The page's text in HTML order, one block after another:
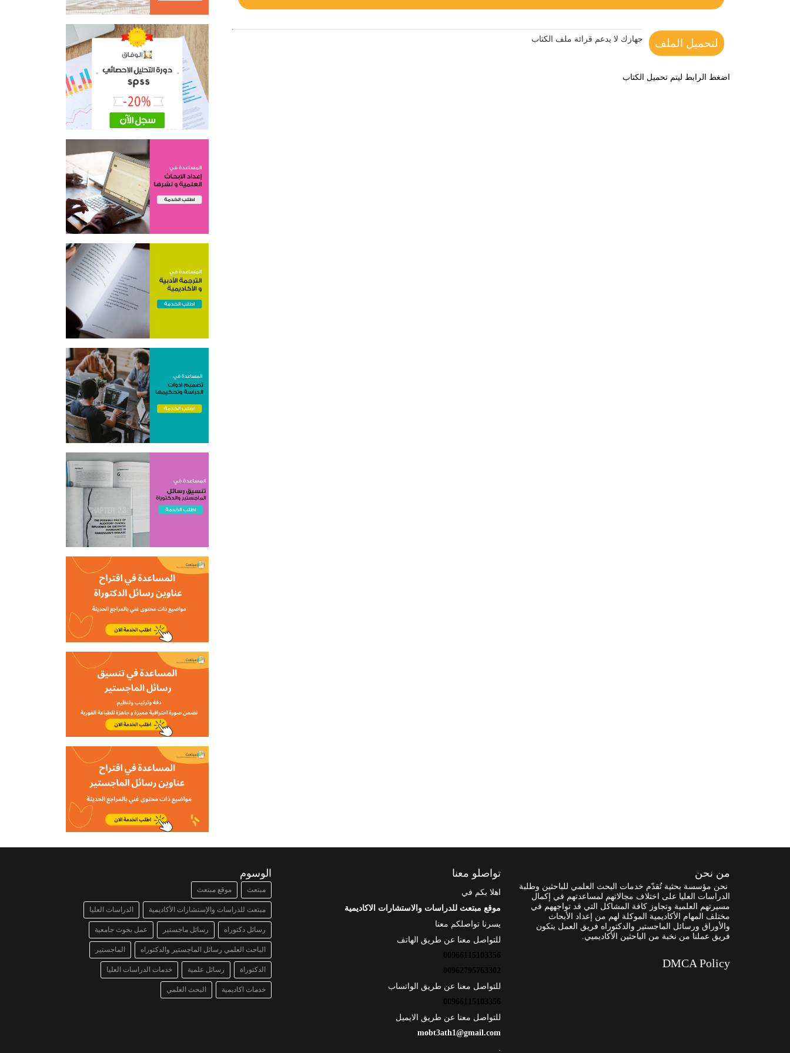
لتحميل الملف جهازك لا يدعم قرائة ملف الكتاب
اضغط الرابط ليتم تحميل الكتاب
من نحن
نحن مؤسسة بحثية تُقدّم خدمات البحث العلمي للباحثين وطلبة
الدراسات العليا على اختلاف مجالاتهم لمساعدتهم في إكمال
مسيرتهم العلمية وتجاوز كافة المشاكل التي قد تواجههم في
مختلف المهام الأكاديمية الموكلة لهم من إعداد الأبحاث
والأوراق ورسائل الماجستير والدكتوراه فريق العمل يتكون
فريق عملنا من نخبة من الباحثين الأكاديميي.
DMCA Policy
تواصلو معنا
اهلا بكم في
موقع مبتعث للدراسات والاستشارات الاكاديمية
يسرنا تواصلكم معنا
للتواصل معنا عن طريق الهاتف
00966115103356
00962795763302
للتواصل معنا عن طريق الواتساب
00966115103356
للتواصل معنا عن طريق الايميل
mobt3ath1@gmail.com
الوسوم
مبتعث موقع مبتعث
مبتعث للدراسات والإستشارات الأكاديمية الدراسات العليا
رسائل دكتوراه رسائل ماجستير عمل بحوث جامعية
الباحث العلمي رسائل الماجستير والدكتوراه الماجستير
الدكتوراة رسائل علمية خدمات الدراسات العليا
خدمات اكاديمية البحث العلمي